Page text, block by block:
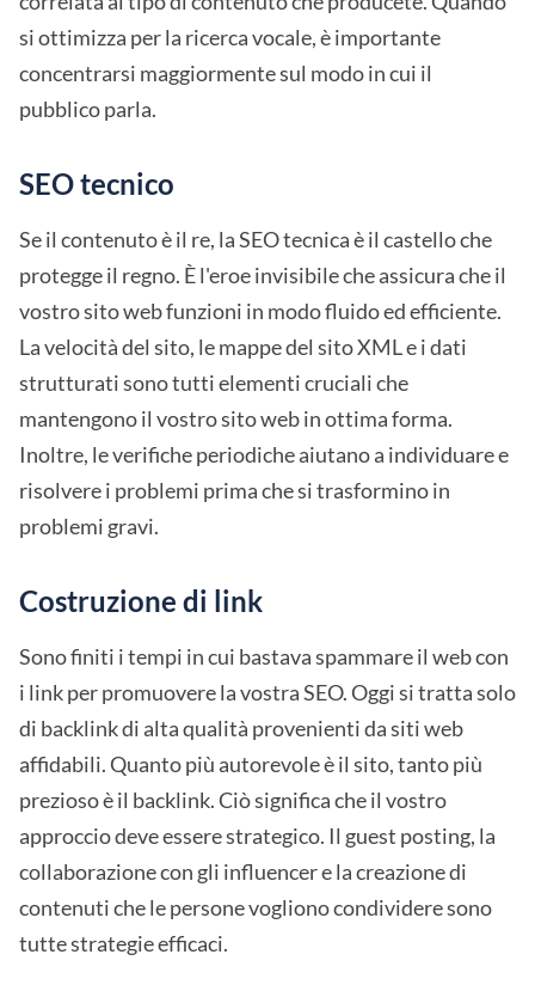
si ottimizza per la ricerca vocale, è importante
concentrarsi maggiormente sul modo in cui il
pubblico parla.
SEO tecnico
Se il contenuto è il re, la SEO tecnica è il castello che
protegge il regno. È l'eroe invisibile che assicura che il
vostro sito web funzioni in modo fluido ed efficiente.
La velocità del sito, le mappe del sito XML e i dati
strutturati sono tutti elementi cruciali che
mantengono il vostro sito web in ottima forma.
Inoltre, le verifiche periodiche aiutano a individuare e
risolvere i problemi prima che si trasformino in
problemi gravi.
Costruzione di link
Sono finiti i tempi in cui bastava spammare il web con
i link per promuovere la vostra SEO. Oggi si tratta solo
di backlink di alta qualità provenienti da siti web
affidabili. Quanto più autorevole è il sito, tanto più
prezioso è il backlink. Ciò significa che il vostro
approccio deve essere strategico. Il guest posting, la
collaborazione con gli influencer e la creazione di
contenuti che le persone vogliono condividere sono
tutte strategie efficaci.